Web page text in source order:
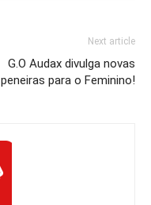
Next article
G.O Audax divulga novas
peneiras para o Feminino!